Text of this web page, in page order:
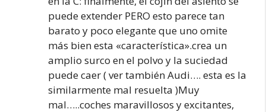
puede extender PERO esto parece tan
barato y poco elegante que uno omite
más bien esta «característica».crea un
amplio surco en el polvo y la suciedad
puede caer ( ver también Audi…. esta es la
similarmente mal resuelta )Muy
mal…..coches maravillosos y excitantes,